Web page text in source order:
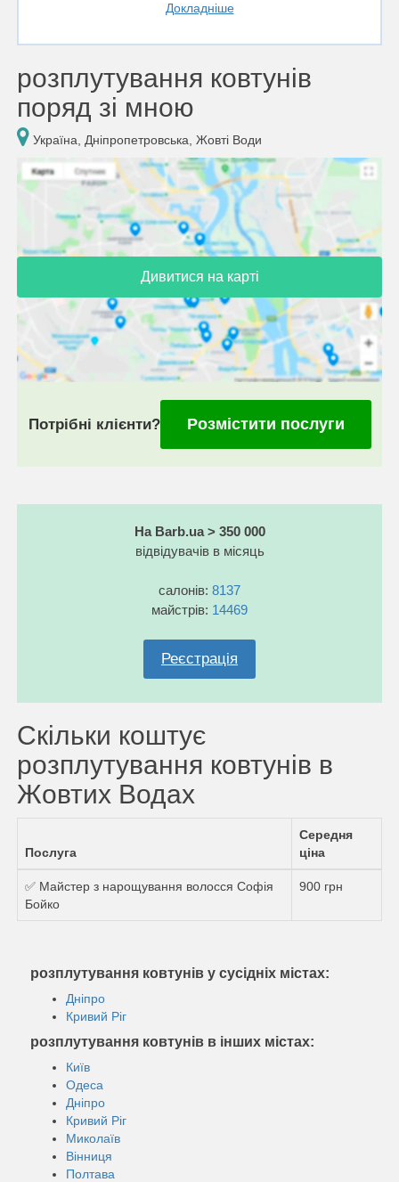
Докладніше
розплутування ковтунів
поряд зі мною
Україна, Дніпропетровська, Жовті Води
Дивитися на карті
Потрібні клієнти? Розмістити послуги
На Barb.ua > 350 000
відвідувачів в місяць
салонів: 8137
майстрів: 14469
Реєстрація
Скільки коштує
розплутування ковтунів в
Жовтих Водах
Послуга
Середня
ціна
✅ Майстер з нарощування волосся Софія
Бойко
900 грн
розплутування ковтунів у сусідніх містах:
Дніпро
Кривий Ріг
розплутування ковтунів в інших містах:
Київ
Одеса
Дніпро
Кривий Ріг
Миколаїв
Вінниця
Полтава